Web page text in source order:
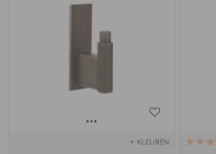
+ KLEUREN